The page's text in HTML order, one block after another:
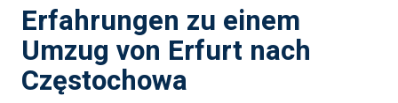
Erfahrungen zu einem
Umzug von Erfurt nach
Częstochowa